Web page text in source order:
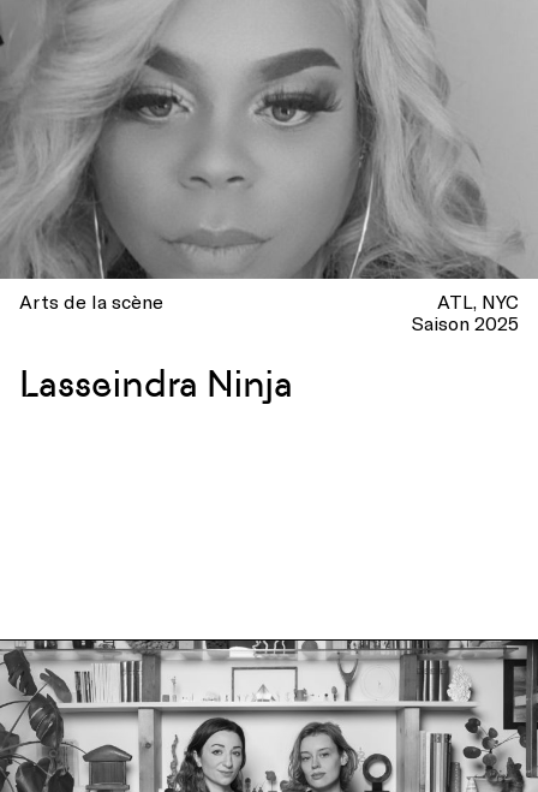
Arts de la scène ATL NYC
Saison 2025
Lasseindra Ninja